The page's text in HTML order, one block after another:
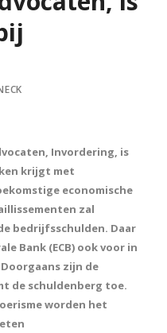
Invordering, is
krijgt met
economische
zal
bedrijfsschulden. Daar
Bank (ECB) ook voor in
zijn de
de schuldenberg toe.
worden het